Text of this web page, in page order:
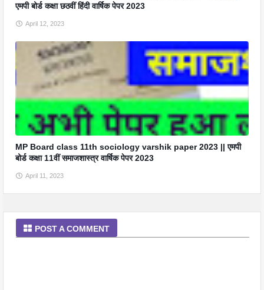
एमपी बोर्ड कक्षा छठवीं हिंदी वार्षिक पेपर 2023
April 12, 2023
MP Board class 11th sociology varshik paper 2023 || एमपी
बोर्ड कक्षा 11वीं समाजशास्त्र वार्षिक पेपर 2023
April 11, 2023
POST A COMMENT